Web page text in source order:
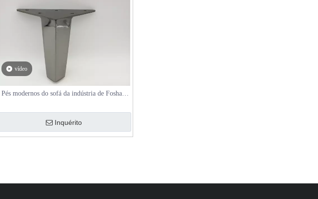
vídeo
Pés modernos do sofá da indústria de Foshan
Inquérito